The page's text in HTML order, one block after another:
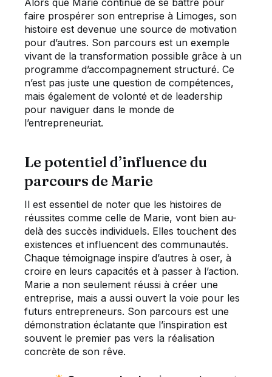
faire prospérer son entreprise à Limoges, son
histoire est devenue une source de motivation
pour d’autres. Son parcours est un exemple
vivant de la transformation possible grâce à un
programme d’accompagnement structuré. Ce
n’est pas juste une question de compétences,
mais également de volonté et de leadership
pour naviguer dans le monde de
l’entrepreneuriat.
Le potentiel d’influence du
parcours de Marie
Il est essentiel de noter que les histoires de
réussites comme celle de Marie, vont bien au-
delà des succès individuels. Elles touchent des
existences et influencent des communautés.
Chaque témoignage inspire d’autres à oser, à
croire en leurs capacités et à passer à l’action.
Marie a non seulement réussi à créer une
entreprise, mais a aussi ouvert la voie pour les
futurs entrepreneurs. Son parcours est une
démonstration éclatante que l’inspiration est
souvent le premier pas vers la réalisation
concrète de son rêve.